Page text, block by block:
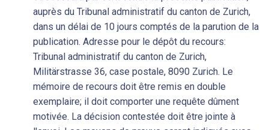
auprès du Tribunal administratif du canton de Zurich,
dans un délai de 10 jours comptés de la parution de la
publication. Adresse pour le dépôt du recours:
Tribunal administratif du canton de Zurich,
Militärstrasse 36, case postale, 8090 Zurich. Le
mémoire de recours doit être remis en double
exemplaire; il doit comporter une requête dûment
motivée. La décision contestée doit être jointe à